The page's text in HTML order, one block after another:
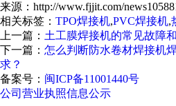
来源：http://www.fjjit.com/
相关标签： TPO焊接机,PVC焊接机,
上一篇： 土工膜焊接机的常见故障
下一篇： 怎么判断防水卷材焊接机
求？
备案号： 闽ICP备11001440号
公司营业执照信息公示